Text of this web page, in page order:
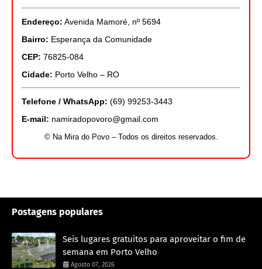
Endereço: Avenida Mamoré, nº 5694
Bairro: Esperança da Comunidade
CEP: 76825-084
Cidade: Porto Velho – RO
Telefone / WhatsApp: (69) 99253-3443
E-mail: namiradopovoro@gmail.com
© Na Mira do Povo – Todos os direitos reservados.
Postagens populares
Seis lugares gratuitos para aproveitar o fim de
semana em Porto Velho
Agosto 07, 2026